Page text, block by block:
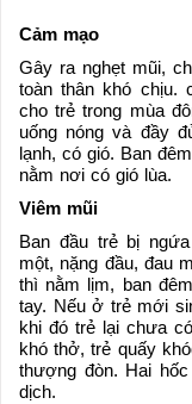
Cảm mạo
Gây ra nghẹt mũi,
toàn thân khó chịu.
cho trẻ trong mùa
uống nóng và đầy
lạnh, có gió. Ban
nằm nơi có gió lùa.
Viêm mũi
Ban đầu trẻ bị
một, nặng đầu, đau
thì nằm lịm, ban
tay. Nếu ở trẻ mới
khi đó trẻ lại chưa
khó thở, trẻ quấy
thượng đòn. Hai
dịch.